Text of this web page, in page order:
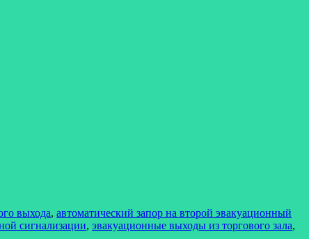
выхода, автоматический запор на второй эвакуационный
сигнализации, эвакуационные выходы из торгового зала,